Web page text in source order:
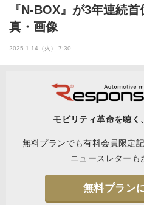
『N-BOX』が3年連続
真・画像
2025.1.14（火） 7:30
モビリティ革命を聴く
無料プランでも有料会員限定
ニュースレターも
無料プラン